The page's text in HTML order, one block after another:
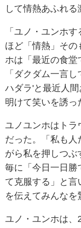
して情熱あふれる
「ユノ・ユンホ
ほど「情熱」その
ホは「最近の食堂
「ダクダム一言
ハダラ'と最近人
明けて笑いを誘っ
ユノユンホはトラ
だった。「私も人
がら私を押しつぶ
毎に「今日一日勝
て克服する」と言
を伝えてみんなを
ユノ・ユンホは、